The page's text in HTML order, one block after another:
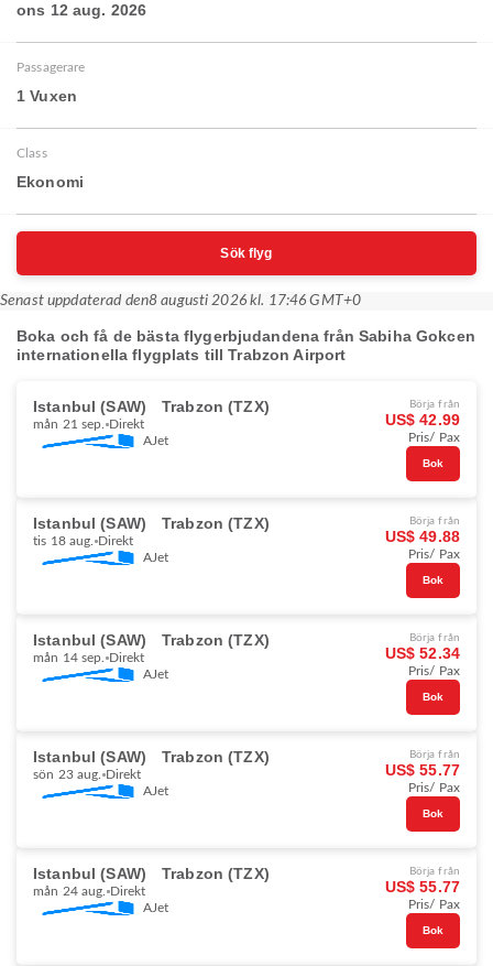
ons 12 aug. 2026
Passagerare
1 Vuxen
Class
Ekonomi
Sök flyg
Senast uppdaterad den8 augusti 2026 kl. 17:46 GMT+0
Boka och få de bästa flygerbjudandena från Sabiha Gokcen
internationella flygplats till Trabzon Airport
Istanbul (SAW) Trabzon (TZX)
mån 21 sep. Direkt
AJet
Börja från
US$ 42.99
Pris/ Pax
Bok
Istanbul (SAW) Trabzon (TZX)
tis 18 aug. Direkt
AJet
Börja från
US$ 49.88
Pris/ Pax
Bok
Istanbul (SAW) Trabzon (TZX)
mån 14 sep. Direkt
AJet
Börja från
US$ 52.34
Pris/ Pax
Bok
Istanbul (SAW) Trabzon (TZX)
sön 23 aug. Direkt
AJet
Börja från
US$ 55.77
Pris/ Pax
Bok
Istanbul (SAW) Trabzon (TZX)
mån 24 aug. Direkt
AJet
Börja från
US$ 55.77
Pris/ Pax
Bok